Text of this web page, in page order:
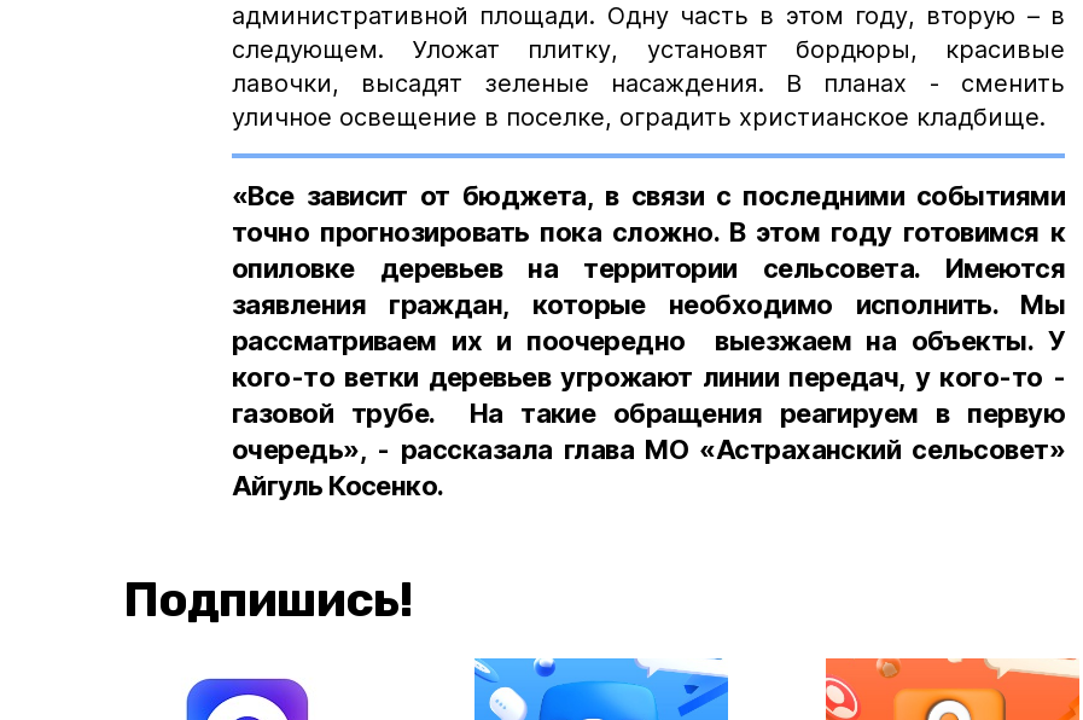
административной площади. Одну часть в этом году, вторую – в
следующем. Уложат плитку, установят бордюры, красивые
лавочки, высадят зеленые насаждения. В планах - сменить
уличное освещение в поселке, оградить христианское кладбище.
«Все зависит от бюджета, в связи с последними событиями
точно прогнозировать пока сложно. В этом году готовимся к
опиловке деревьев на территории сельсовета. Имеются
заявления граждан, которые необходимо исполнить. Мы
рассматриваем их и поочередно выезжаем на объекты. У
кого-то ветки деревьев угрожают линии передач, у кого-то -
газовой трубе. На такие обращения реагируем в первую
очередь», - рассказала глава МО «Астраханский сельсовет»
Айгуль Косенко.
Подпишись!